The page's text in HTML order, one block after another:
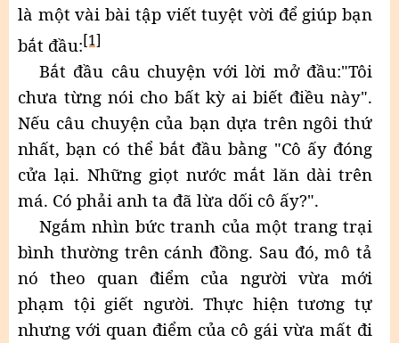
là một vài bài tập viết tuyệt vời để giúp bạn
bắt đầu:[1]
Bắt đầu câu chuyện với lời mở đầu:"Tôi
chưa từng nói cho bất kỳ ai biết điều này".
Nếu câu chuyện của bạn dựa trên ngôi thứ
nhất, bạn có thể bắt đầu bằng "Cô ấy đóng
cửa lại. Những giọt nước mắt lăn dài trên
má. Có phải anh ta đã lừa dối cô ấy?".
Ngắm nhìn bức tranh của một trang trại
bình thường trên cánh đồng. Sau đó, mô tả
nó theo quan điểm của người vừa mới
phạm tội giết người. Thực hiện tương tự
nhưng với quan điểm của cô gái vừa mất đi